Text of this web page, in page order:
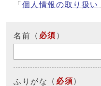
「 個人情報の取り扱い
名前 （ 必須 ）
ふりがな （ 必須）